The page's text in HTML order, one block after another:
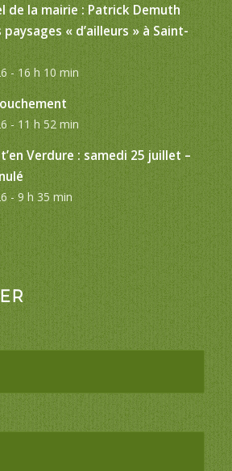
de la mairie : Patrick Demuth
paysages « d’ailleurs » à Saint-
- 16 h 10 min
- 11 h 52 min
Verdure : samedi 25 juillet –
- 9 h 35 min